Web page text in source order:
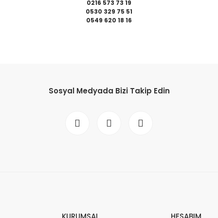
0216 573 73 19
0530 329 75 51
0549 620 18 16
Sosyal Medyada Bizi Takip Edin